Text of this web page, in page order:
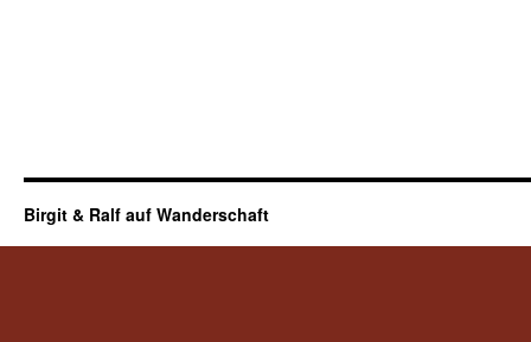
Birgit & Ralf auf Wanderschaft